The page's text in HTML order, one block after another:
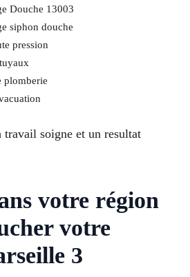
Douche 13003
siphon douche
pression
plomberie
travail soigne et un resultat
votre région
votre
3